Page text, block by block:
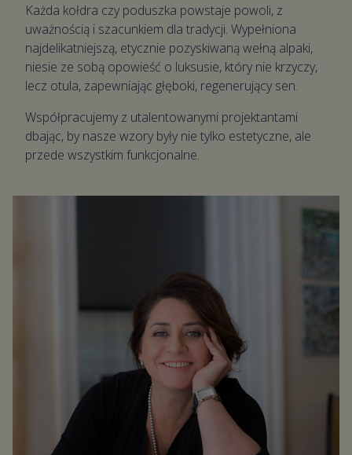
Każda kołdra czy poduszka powstaje powoli, z
uważnością i szacunkiem dla tradycji. Wypełniona
najdelikatniejszą, etycznie pozyskiwaną wełną alpaki,
niesie ze sobą opowieść o luksusie, który nie krzyczy,
lecz otula, zapewniając głęboki, regenerujący sen.
Współpracujemy z utalentowanymi projektantami
dbając, by nasze wzory były nie tylko estetyczne, ale
przede wszystkim funkcjonalne.